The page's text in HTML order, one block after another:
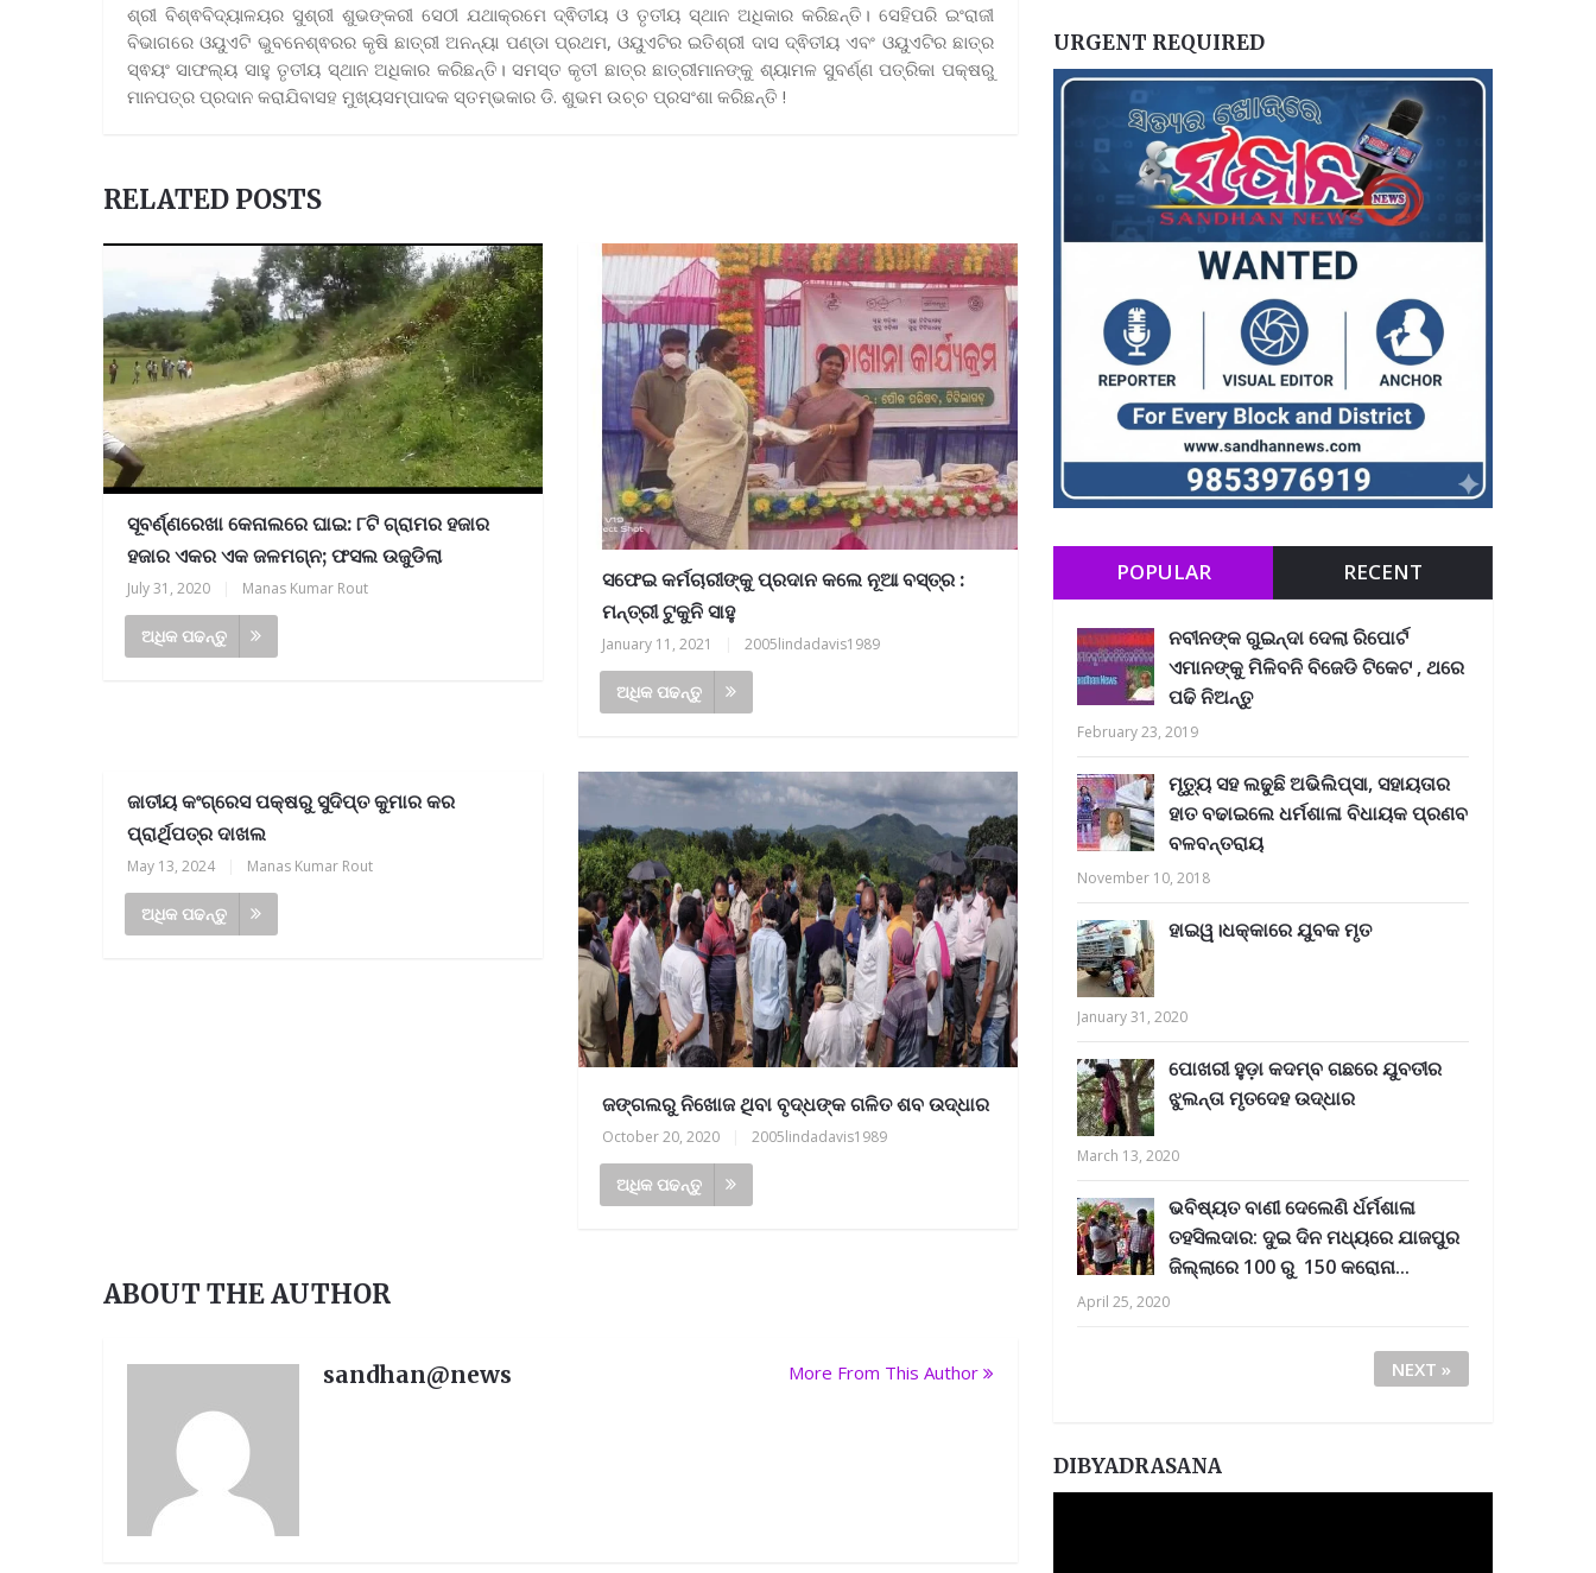
ଶ୍ରୀ ବିଶ୍ଵବିଦ୍ୟାଳୟର ସୁଶ୍ରୀ ଶୁଭଙ୍କରୀ ସେଠୀ ଯଥାକ୍ରମେ ଦ୍ଵିତୀୟ ଓ ତୃତୀୟ ସ୍ଥାନ ଅଧିକାର କରିଛନ୍ତି। ସେହିପରି ଇଂରାଜୀ
ବିଭାଗରେ ଓୟୁଏଟି ଭୁବନେଶ୍ଵରର କୃଷି ଛାତ୍ରୀ ଅନନ୍ୟା ପଣ୍ଡା ପ୍ରଥମ, ଓୟୁଏଟିର ଇତିଶ୍ରୀ ଦାସ ଦ୍ଵିତୀୟ ଏବଂ ଓୟୁଏଟିର ଛାତ୍ର
ସ୍ଵୟଂ ସାଫଲ୍ୟ ସାହୁ ତୃତୀୟ ସ୍ଥାନ ଅଧିକାର କରିଛନ୍ତି। ସମସ୍ତ କୃତୀ ଛାତ୍ର ଛାତ୍ରୀମାନଙ୍କୁ ଶ୍ୟାମଳ ସୁବର୍ଣ୍ଣ ପତ୍ରିକା ପକ୍ଷରୁ
ମାନପତ୍ର ପ୍ରଦାନ କରାଯିବାସହ ମୁଖ୍ୟସମ୍ପାଦକ ସ୍ତମ୍ଭକାର ଡି. ଶୁଭମ ଉଚ୍ଚ ପ୍ରସଂଶା କରିଛନ୍ତି !
RELATED POSTS
ସୂବର୍ଣ୍ଣରେଖା କେନାଲରେ ଘାଇ: ୮ଟି ଗ୍ରାମର ହଜାର
ହଜାର ଏକର ଏକ ଜଳମଗ୍ନ; ଫସଲ ଉଜୁଡିଲା
July 31, 2020 Manas Kumar Rout
ଅଧିକ ପଢନ୍ତୁ
ସଫେଇ କର୍ମଚାରୀଙ୍କୁ ପ୍ରଦାନ କଲେ ନୂଆ ବସ୍ତ୍ର :
ମନ୍ତ୍ରୀ ଟୁକୁନି ସାହୁ
January 11, 2021 2005lindadavis1989
ଅଧିକ ପଢନ୍ତୁ
ଜାତୀୟ କଂଗ୍ରେସ ପକ୍ଷରୁ ସୁଦିପ୍ତ କୁମାର କର
ପ୍ରାର୍ଥିପତ୍ର ଦାଖଲ
May 13, 2024 Manas Kumar Rout
ଅଧିକ ପଢନ୍ତୁ
ଜଙ୍ଗଲରୁ ନିଖୋଜ ଥିବା ବୃଦ୍ଧଙ୍କ ଗଳିତ ଶବ ଉଦ୍ଧାର
October 20, 2020 2005lindadavis1989
ଅଧିକ ପଢନ୍ତୁ
ABOUT THE AUTHOR
sandhan@news More From This Author
URGENT REQUIRED
POPULAR RECENT
ନବୀନଙ୍କ ଗୁଇନ୍ଦା ଦେଲା ରିପୋର୍ଟ
ଏମାନଙ୍କୁ ମିଳିବନି ବିଜେଡି ଟିକେଟ , ଥରେ
ପଢି ନିଅନ୍ତୁ
February 23, 2019
ମୃତ୍ୟୁ ସହ ଲଢୁଛି ଅଭିଲିପ୍ସା, ସହାୟତାର
ହାତ ବଢାଇଲେ ଧର୍ମଶାଳା ବିଧାୟକ ପ୍ରଣବ
ବଳବନ୍ତରାୟ
November 10, 2018
ହାଇୱ।ଧକ୍କାରେ ଯୁବକ ମୃତ
January 31, 2020
ପୋଖରୀ ହୁଡ଼ା କଦମ୍ବ ଗଛରେ ଯୁବତୀର
ଝୁଲନ୍ତା ମୃତଦେହ ଉଦ୍ଧାର
March 13, 2020
ଭବିଷ୍ୟତ ବାଣୀ ଦେଲେଣି ର୍ଧର୍ମଶାଳା
ତହସିଲଦାର: ଦୁଇ ଦିନ ମଧ୍ୟରେ ଯାଜପୁର
ଜିଲ୍ଲାରେ 100 ରୁ 150 କରୋନା...
April 25, 2020
NEXT »
DIBYADRASANA